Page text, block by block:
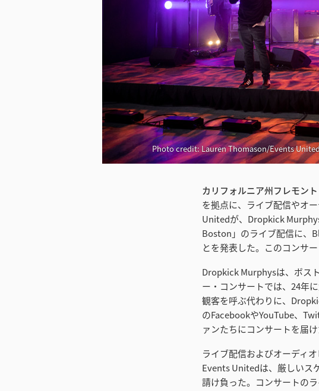
Photo credit: Lauren Thomason/Events
カリフォルニア州フレモン
を拠点に、ライブ配信やオ
Unitedが、Dropkick
Boston」のライブ配信に、
とを発表した。このコンサ
Dropkick Murphysは、ボス
ー・コンサートでは、24年
観客を呼ぶ代わりに、
のFacebookやYouTube、
ァンたちにコンサートを届け
ライブ配信およびオーディ
Events Unitedは、厳しいス
請け負った。コンサートの